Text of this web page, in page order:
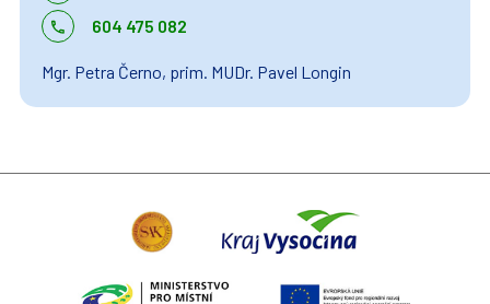
604 475 082
Mgr. Petra Černo, prim. MUDr. Pavel Longin